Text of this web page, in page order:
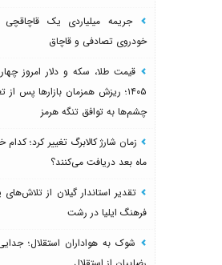
جریمه میلیاردی یک قاچاقچی
خودروی تصادفی و قاچاق
۱۴۰۵؛ ریزش همزمان بازارها پس
چشم‌ها به توافق تنگه هرمز
زمان شارژ کالابرگ تغییر کرد؛ کدام
ماه بعد دریافت می‌کنند؟
تقدیر استاندار گیلان از
فرهنگ ایلیا در رشت
شوک به هواداران استقلال؛